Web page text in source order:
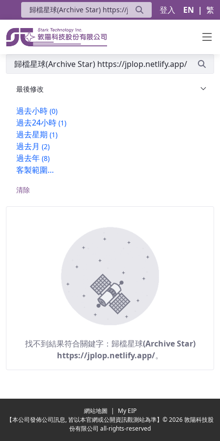
登入 EN | 繁
搜尋
最後修改
過去小時 (0)
過去24小時 (1)
過去星期 (1)
過去月 (2)
過去年 (8)
客製範圍…
清除
找不到結果符合關鍵字： 歸檔星球(Archive Star)
https://jplop.netlify.app/。
網站地圖 |
My EIP
【本公司發佈公司訊息, 皆以本官網或公開資訊觀測站為準】© 2026 敦陽科技股
份有限公司 all-rights-reserved